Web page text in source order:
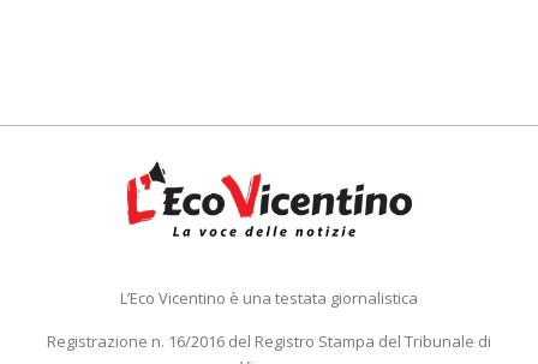
L’Eco Vicentino è una testata giornalistica
Registrazione n. 16/2016 del Registro Stampa del Tribunale di